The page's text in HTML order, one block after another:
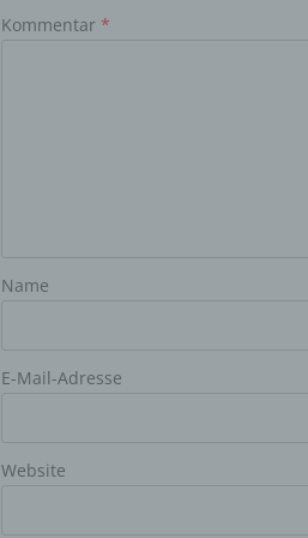
Kommentar *
Name
E-Mail-Adresse
Website